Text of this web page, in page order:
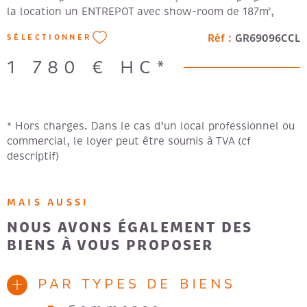
la location un ENTREPOT avec show-room de 187m²,
showroom 50 m², Stockage 132m², 2 places de parking et
de salle de réception possible. Bus, 32-34-53, Proche
06.14.26.78.89 christian.laurent@gitimmo.fr Loyer: 1780
€ hc. FA: 3866.4€
SÉLECTIONNER Réf : GR69096CCL
1 780 € HC*
* Hors charges. Dans le cas d’un local professionnel ou
commercial, le loyer peut être soumis à TVA (cf
descriptif)
MAIS AUSSI
NOUS AVONS ÉGALEMENT DES
BIENS À VOUS PROPOSER
PAR TYPES DE BIENS